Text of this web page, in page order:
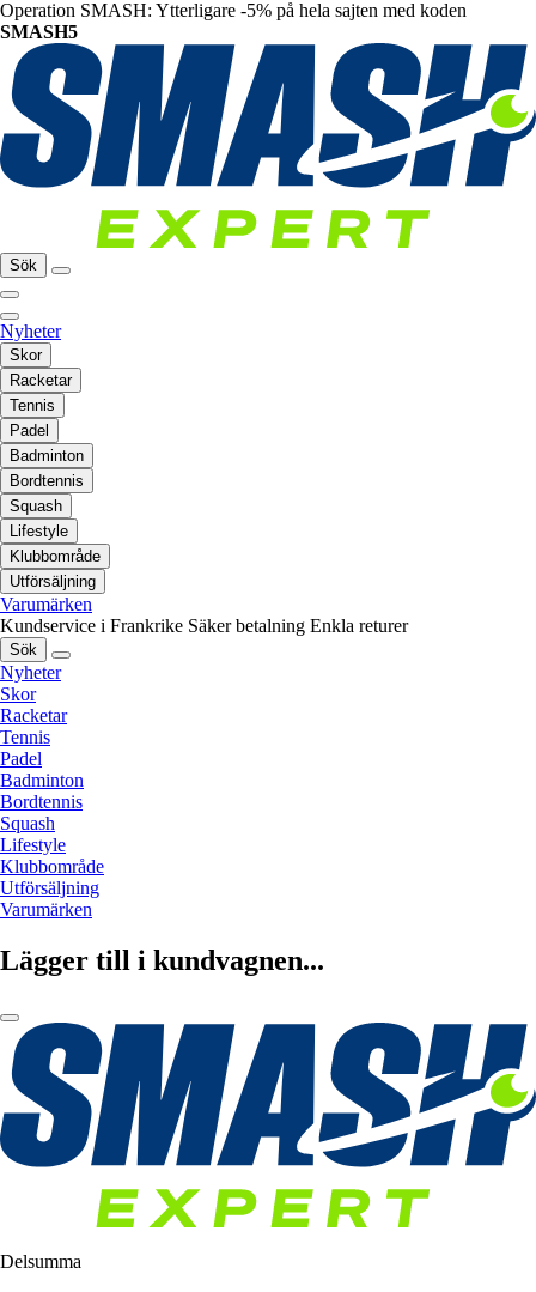
Operation SMASH: Ytterligare -5% på hela sajten med koden
SMASH5
Sök
Nyheter
Skor
Racketar
Tennis
Padel
Badminton
Bordtennis
Squash
Lifestyle
Klubbområde
Utförsäljning
Varumärken
Kundservice i Frankrike Säker betalning Enkla returer
Sök
Nyheter
Skor
Racketar
Tennis
Padel
Badminton
Bordtennis
Squash
Lifestyle
Klubbområde
Utförsäljning
Varumärken
Lägger till i kundvagnen...
Delsumma